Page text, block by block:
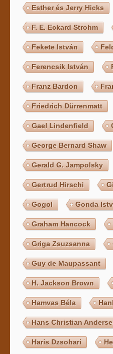
Esther és Jerry Hicks
F. E. Eckard Strohm
Fekete István
Ferencsik István
Franz Bardon
Friedrich Dürrenmatt
Gael Lindenfield
George Bernard Shaw
Gerald G. Jampolsky
Gertrud Hirschi
Gogol Gonda
Graham Hancock
Griga Zsuzsanna
Guy de Maupassant
H. Jackson Brown
Hamvas Béla
Hans Christian
Haris Dzsohari